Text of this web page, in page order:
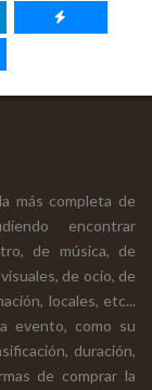
más completa de
encontrar
de música, de
de ocio, de
locales, etc...
evento, como su
duración,
de comprar la